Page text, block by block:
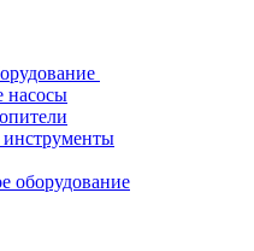
насосы
оборудование